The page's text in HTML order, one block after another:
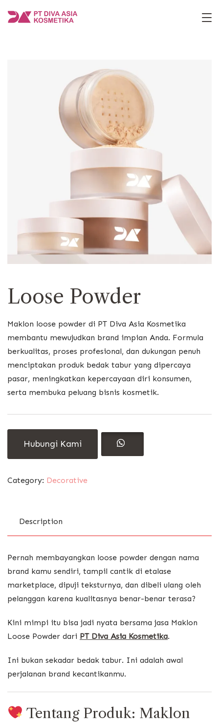
Kosmetika
Loose Powder
Maklon loose powder di PT Diva Asia Kosmetika
membantu mewujudkan brand impian Anda. Formula
berkualitas, proses profesional, dan dukungan penuh
menciptakan produk bedak tabur yang dipercaya
pasar, meningkatkan kepercayaan diri konsumen,
serta membuka peluang bisnis kosmetik.
Hubungi Kami
Category: Decorative
Description
Pernah membayangkan loose powder dengan nama
brand kamu sendiri, tampil cantik di etalase
marketplace, dipuji teksturnya, dan dibeli ulang oleh
pelanggan karena kualitasnya benar-benar terasa?
Kini mimpi itu bisa jadi nyata bersama jasa Maklon
Loose Powder dari PT Diva Asia Kosmetika.
Ini bukan sekadar bedak tabur. Ini adalah awal
perjalanan brand kecantikanmu.
Tentang Produk: Maklon